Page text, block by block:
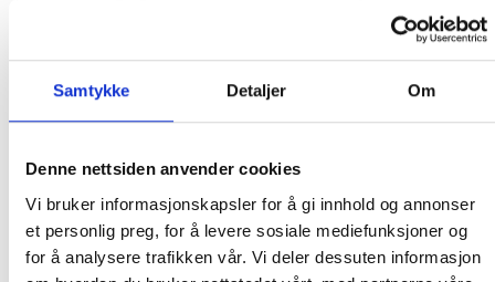
Samtykke Detaljer Om
Denne nettsiden anvender cookies
Vi bruker informasjonskapsler for å gi innhold og annonser
et personlig preg, for å levere sosiale mediefunksjoner og
for å analysere trafikken vår. Vi deler dessuten informasjon
Cover RX lokkløfter
3,299.00kr
KJØP
Cover Rock-it lokkløfter
2,999.00kr
KJØP